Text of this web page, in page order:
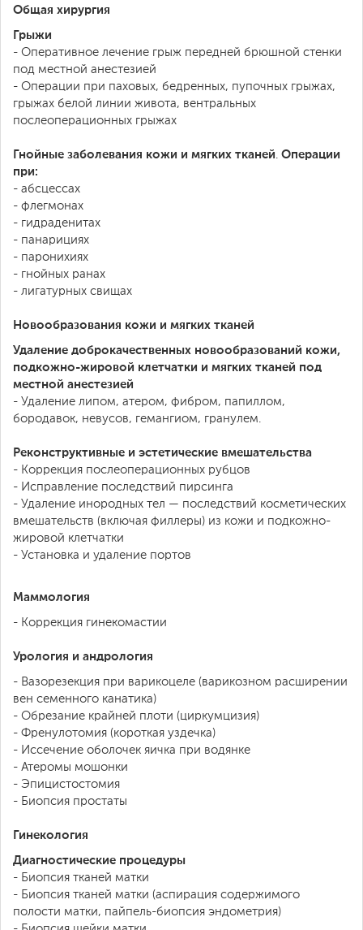
Общая хирургия
Грыжи
- Оперативное лечение грыж передней брюшной стенки
под местной анестезией
- Операции при паховых, бедренных, пупочных грыжах,
грыжах белой линии живота, вентральных
послеоперационных грыжах
Гнойные заболевания кожи и мягких тканей Операции
при:
- абсцессах
- флегмонах
- гидраденитах
- панарициях
- паронихиях
- гнойных ранах
- лигатурных свищах
Новообразования кожи и мягких тканей
Удаление доброкачественных новообразований кожи,
подкожно-жировой клетчатки и мягких тканей под
местной анестезией
- Удаление липом, атером, фибром, папиллом,
бородавок, невусов, гемангиом, гранулем.
Реконструктивные и эстетические вмешательства
- Коррекция послеоперационных рубцов
- Исправление последствий пирсинга
- Удаление инородных тел — последствий косметических
вмешательств (включая филлеры) из кожи и подкожно-
жировой клетчатки
- Установка и удаление портов
Маммология
- Коррекция гинекомастии
Урология и андрология
- Вазорезекция при варикоцеле (варикозном расширении
вен семенного канатика)
- Обрезание крайней плоти (циркумцизия)
- Френулотомия (короткая уздечка)
- Иссечение оболочек яичка при водянке
- Атеромы мошонки
- Эпицистостомия
- Биопсия простаты
Гинекология
Диагностические процедуры
- Биопсия тканей матки
- Биопсия тканей матки (аспирация содержимого
полости матки, пайпель-биопсия эндометрия)